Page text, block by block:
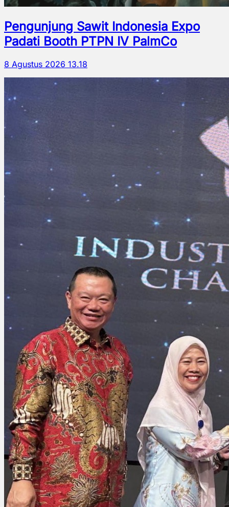
Pengunjung Sawit Indonesia Expo
Padati Booth PTPN IV PalmCo
8 Agustus 2026 13.18